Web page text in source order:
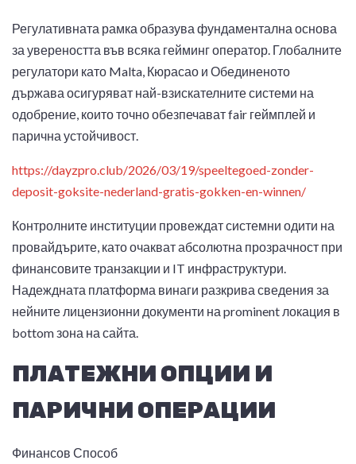
Регулативната рамка образува фундаментална основа
за увереността във всяка гейминг оператор. Глобалните
регулатори като Malta, Кюрасао и Обединеното
държава осигуряват най-взискателните системи на
одобрение, които точно обезпечават fair геймплей и
парична устойчивост.
https://dayzpro.club/2026/03/19/speeltegoed-zonder-
deposit-goksite-nederland-gratis-gokken-en-winnen/
Контролните институции провеждат системни одити на
провайдърите, като очакват абсолютна прозрачност при
финансовите транзакции и IT инфраструктури.
Надеждната платформа винаги разкрива сведения за
нейните лицензионни документи на prominent локация в
bottom зона на сайта.
ПЛАТЕЖНИ ОПЦИИ И
ПАРИЧНИ ОПЕРАЦИИ
Финансов Способ